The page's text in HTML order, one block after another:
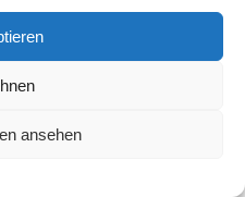
ansehen